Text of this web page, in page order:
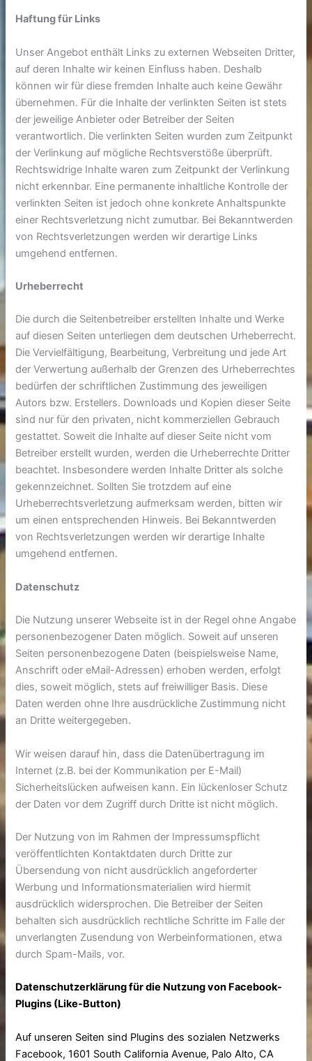
Haftung für Links
Unser Angebot enthält Links zu externen Webseiten Dritter,
auf deren Inhalte wir keinen Einfluss haben. Deshalb
können wir für diese fremden Inhalte auch keine Gewähr
übernehmen. Für die Inhalte der verlinkten Seiten ist stets
der jeweilige Anbieter oder Betreiber der Seiten
verantwortlich. Die verlinkten Seiten wurden zum Zeitpunkt
der Verlinkung auf mögliche Rechtsverstöße überprüft.
Rechtswidrige Inhalte waren zum Zeitpunkt der Verlinkung
nicht erkennbar. Eine permanente inhaltliche Kontrolle der
verlinkten Seiten ist jedoch ohne konkrete Anhaltspunkte
einer Rechtsverletzung nicht zumutbar. Bei Bekanntwerden
von Rechtsverletzungen werden wir derartige Links
umgehend entfernen.
Urheberrecht
Die durch die Seitenbetreiber erstellten Inhalte und Werke
auf diesen Seiten unterliegen dem deutschen Urheberrecht.
Die Vervielfältigung, Bearbeitung, Verbreitung und jede Art
der Verwertung außerhalb der Grenzen des Urheberrechtes
bedürfen der schriftlichen Zustimmung des jeweiligen
Autors bzw. Erstellers. Downloads und Kopien dieser Seite
sind nur für den privaten, nicht kommerziellen Gebrauch
gestattet. Soweit die Inhalte auf dieser Seite nicht vom
Betreiber erstellt wurden, werden die Urheberrechte Dritter
beachtet. Insbesondere werden Inhalte Dritter als solche
gekennzeichnet. Sollten Sie trotzdem auf eine
Urheberrechtsverletzung aufmerksam werden, bitten wir
um einen entsprechenden Hinweis. Bei Bekanntwerden
von Rechtsverletzungen werden wir derartige Inhalte
umgehend entfernen.
Datenschutz
Die Nutzung unserer Webseite ist in der Regel ohne Angabe
personenbezogener Daten möglich. Soweit auf unseren
Seiten personenbezogene Daten (beispielsweise Name,
Anschrift oder eMail-Adressen) erhoben werden, erfolgt
dies, soweit möglich, stets auf freiwilliger Basis. Diese
Daten werden ohne Ihre ausdrückliche Zustimmung nicht
an Dritte weitergegeben.
Wir weisen darauf hin, dass die Datenübertragung im
Internet (z.B. bei der Kommunikation per E-Mail)
Sicherheitslücken aufweisen kann. Ein lückenloser Schutz
der Daten vor dem Zugriff durch Dritte ist nicht möglich.
Der Nutzung von im Rahmen der Impressumspflicht
veröffentlichten Kontaktdaten durch Dritte zur
Übersendung von nicht ausdrücklich angeforderter
Werbung und Informationsmaterialien wird hiermit
ausdrücklich widersprochen. Die Betreiber der Seiten
behalten sich ausdrücklich rechtliche Schritte im Falle der
unverlangten Zusendung von Werbeinformationen, etwa
durch Spam-Mails, vor.
Datenschutzerklärung für die Nutzung von Facebook-
Plugins (Like-Button)
Auf unseren Seiten sind Plugins des sozialen Netzwerks
Facebook, 1601 South California Avenue, Palo Alto, CA